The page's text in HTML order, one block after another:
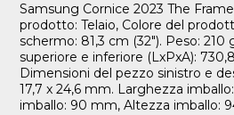
Samsung Cornice 2023 The
prodotto: Telaio, Colore del
schermo: 81,3 cm (32"). Peso:
superiore e inferiore (LxPxA):
Dimensioni del pezzo sinistro e
17,7 x 24,6 mm. Larghezza
imballo: 90 mm, Altezza imballo: